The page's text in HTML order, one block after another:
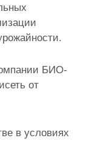
БИО-
от
в условиях